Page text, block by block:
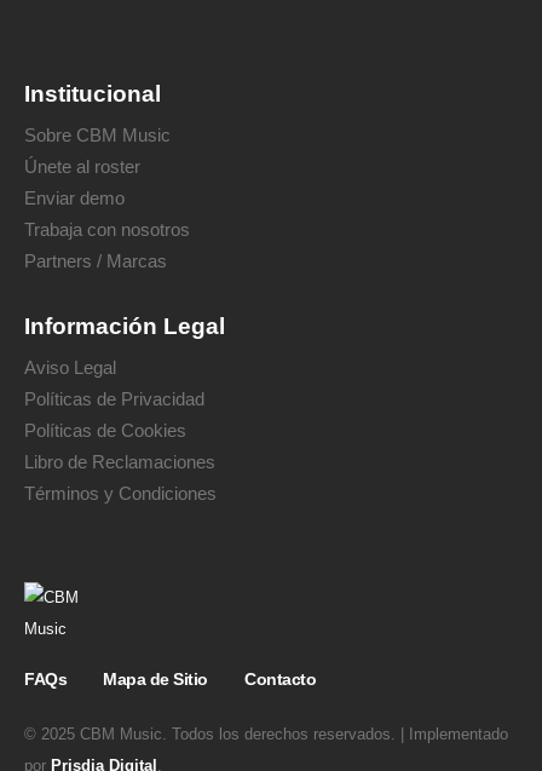
Institucional
Sobre CBM Music
Únete al roster
Enviar demo
Trabaja con nosotros
Partners / Marcas
Información Legal
Aviso Legal
Políticas de Privacidad
Políticas de Cookies
Libro de Reclamaciones
Términos y Condiciones
FAQs Mapa de Sitio Contacto
© 2025 CBM Music. Todos los derechos reservados. | Implementado
por Prisdia Digital